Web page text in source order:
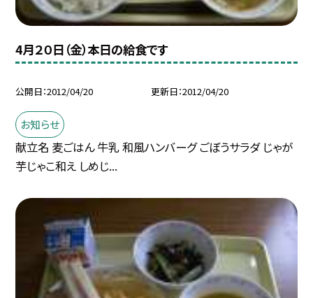
4月２０日（金）本日の給食です
公開日 2012/04/20 更新日 2012/04/20
お知らせ
献立名 麦ごはん 牛乳 和風ハンバーグ ごぼうサラダ じゃが
芋じゃこ和え しめじ...